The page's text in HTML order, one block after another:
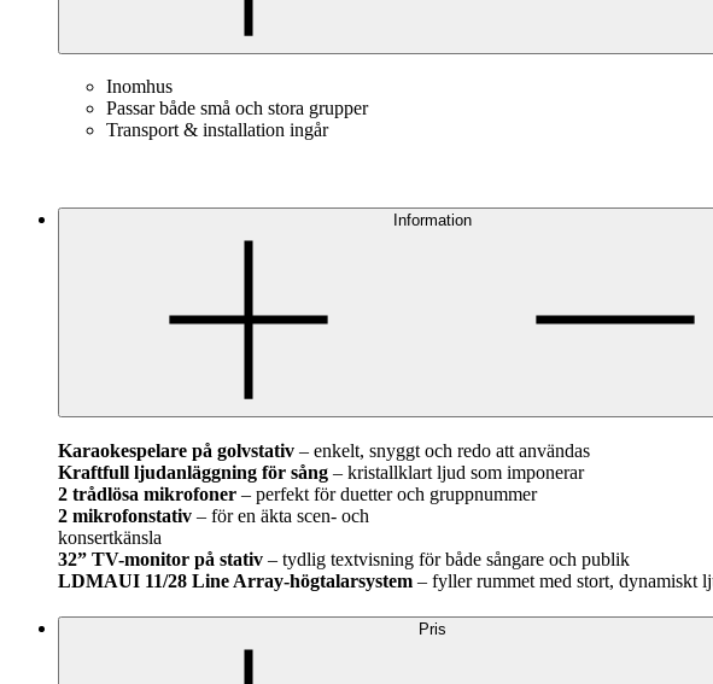
Inomhus
Passar både små och stora grupper
Transport & installation ingår
Information
Karaokespelare på golvstativ – enkelt, snyggt och redo att användas
Kraftfull ljudanläggning för sång – kristallklart ljud som imponerar
2 trådlösa mikrofoner – perfekt för duetter och gruppnummer
2 mikrofonstativ – för en äkta scen- och
konsertkänsla
32” TV-monitor på stativ – tydlig textvisning för både sångare och publik
LDMAUI 11/28 Line Array-högtalarsystem – fyller rummet med stort, dynamiskt
Pris